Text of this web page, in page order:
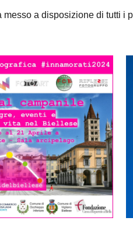
a disposizione di tutti i